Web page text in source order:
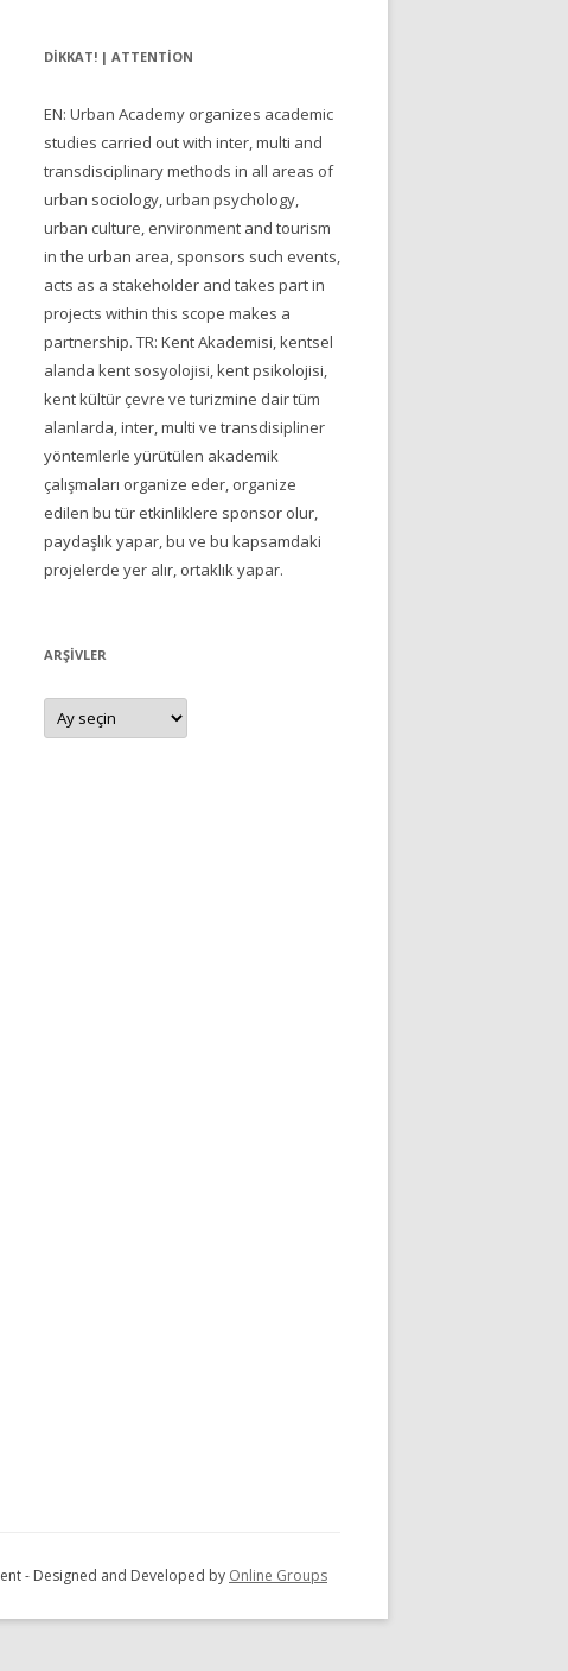
DIKKAT! | ATTENTION
EN: Urban Academy organizes academic
studies carried out with inter, multi and
transdisciplinary methods in all areas of
urban sociology, urban psychology,
urban culture, environment and tourism
in the urban area, sponsors such events,
acts as a stakeholder and takes part in
projects within this scope makes a
partnership. TR: Kent Akademisi, kentsel
alanda kent sosyolojisi, kent psikolojisi,
kent kültür çevre ve turizmine dair tüm
alanlarda, inter, multi ve transdisipliner
yöntemlerle yürütülen akademik
çalışmaları organize eder, organize
edilen bu tür etkinliklere sponsor olur,
paydaşlık yapar, bu ve bu kapsamdaki
projelerde yer alır, ortaklık yapar.
ARŞIVLER
Arşivler
- Designed and Developed by Online Groups